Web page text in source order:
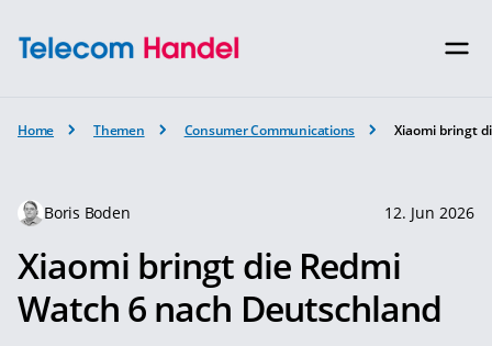
Home Themen Consumer Communications Xiaomi bringt
Boris Boden 12. Jun 2026
Xiaomi bringt die Redmi
Watch 6 nach Deutschland